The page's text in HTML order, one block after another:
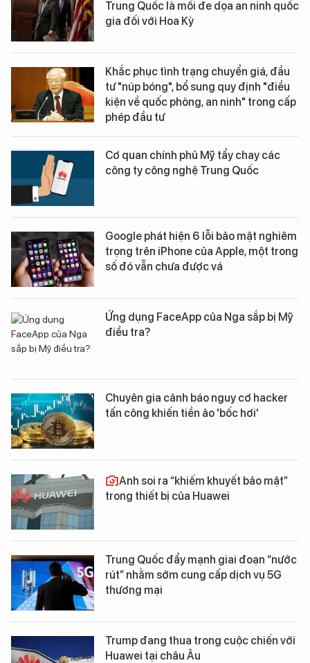
Trung Quốc là mối đe dọa an ninh quốc
gia đối với Hoa Kỳ
Khắc phục tình trạng chuyển giá, đầu
tư "núp bóng", bổ sung quy định "điều
kiện về quốc phòng, an ninh" trong cấp
phép đầu tư
Cơ quan chính phủ Mỹ tẩy chay các
công ty công nghệ Trung Quốc
Google phát hiện 6 lỗi bảo mật nghiêm
trọng trên iPhone của Apple, một trong
số đó vẫn chưa được vá
Ứng dụng FaceApp của Nga sắp bị Mỹ
điều tra?
Chuyên gia cảnh báo nguy cơ hacker
tấn công khiến tiền ảo 'bốc hơi'
Anh soi ra “khiếm khuyết bảo mật”
trong thiết bị của Huawei
Trung Quốc đẩy mạnh giai đoạn “nước
rút” nhằm sớm cung cấp dịch vụ 5G
thương mại
Trump đang thua trong cuộc chiến với
Huawei tại châu Âu